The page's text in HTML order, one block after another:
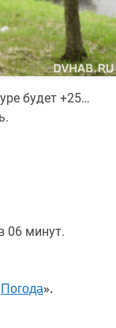
будет +25…
06 минут.
Погода».